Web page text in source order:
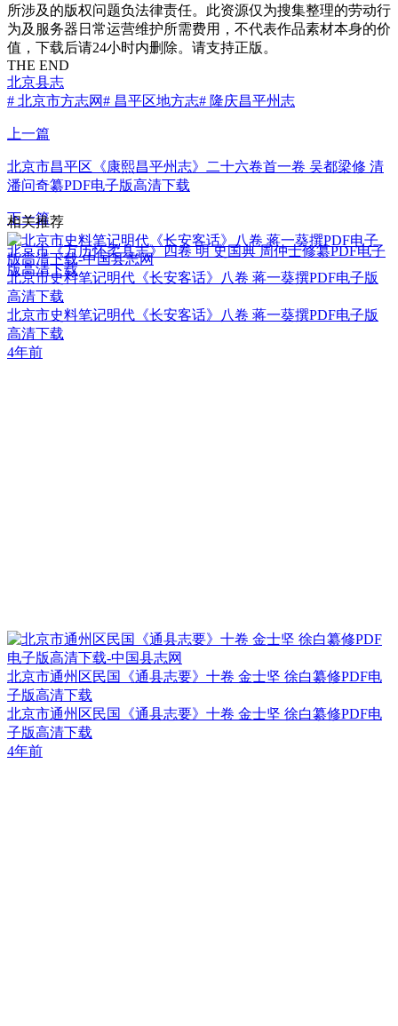
所涉及的版权问题负法律责任。此资源仅为搜集整理的劳动行
为及服务器日常运营维护所需费用，不代表作品素材本身的价
值，下载后请24小时内删除。请支持正版。
THE END
北京县志
# 北京市方志网# 昌平区地方志# 隆庆昌平州志
上一篇
北京市昌平区《康熙昌平州志》二十六卷首一卷 吴都梁修 清
潘问奇纂PDF电子版高清下载
下一篇
北京市《万历怀柔县志》四卷 明 史国典 周仲士修纂PDF电子
版高清下载
相关推荐
北京市史料笔记明代《长安客话》八卷 蒋一葵撰PDF电子版
高清下载
北京市史料笔记明代《长安客话》八卷 蒋一葵撰PDF电子版
高清下载
4年前
北京市通州区民国《通县志要》十卷 金士坚 徐白纂修PDF电
子版高清下载
北京市通州区民国《通县志要》十卷 金士坚 徐白纂修PDF电
子版高清下载
4年前